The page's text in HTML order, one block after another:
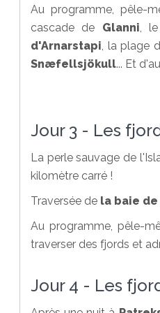
Au programme, pêle-
cascade de Glanni, le
d'Arnarstapi, la plage
Snæfellsjökull... Et
Jour 3 - Les
La perle sauvage de
kilomètre carré !
Traversée de la baie
Au programme, pêle-
traverser des fjords et
Jour 4 - Les